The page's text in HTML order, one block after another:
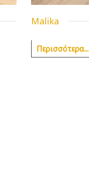
Malika
Περισσότερα...